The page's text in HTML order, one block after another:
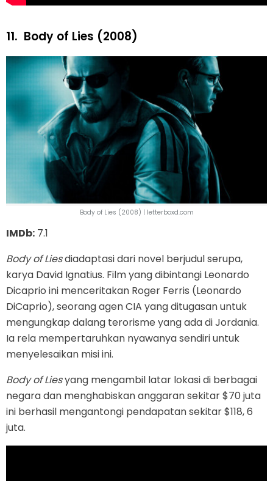
11. Body of Lies (2008)
Body of Lies (2008) | letterboxd.com
IMDb: 7.1
Body of Liesdiadaptasi dari novel berjudul serupa,
karya David Ignatius. Film yang dibintangi Leonardo
Dicaprio ini menceritakan Roger Ferris (Leonardo
DiCaprio), seorang agen CIA yang ditugasan untuk
mengungkap dalang terorisme yang ada di Jordania.
Ia rela mempertaruhkan nyawanya sendiri untuk
menyelesaikan misi ini.
Body of Liesyang mengambil latar lokasi di berbagai
negara dan menghabiskan anggaran sekitar $70 juta
ini berhasil mengantongi pendapatan sekitar $118, 6
juta.